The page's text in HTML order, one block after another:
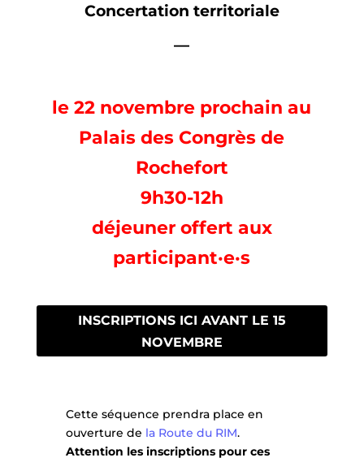
Concertation territoriale
—
le 22 novembre prochain au
Palais des Congrès de
Rochefort
9h30-12h
déjeuner offert aux
participant·e·s
INSCRIPTIONS ICI AVANT LE 15
NOVEMBRE
Cette séquence prendra place en
ouverture de la Route du RIM.
Attention les inscriptions pour ces